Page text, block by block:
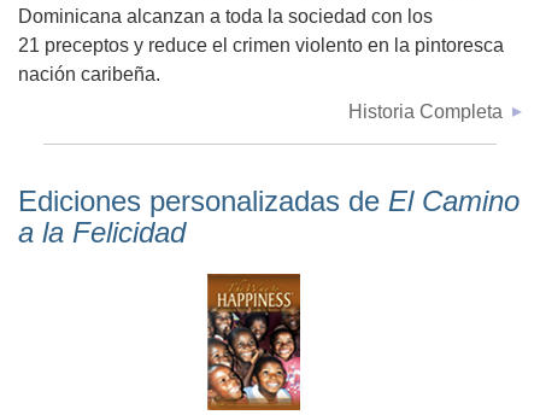
Dominicana alcanzan a toda la sociedad con los
21 preceptos y reduce el crimen violento en la pintoresca
nación caribeña.
Historia Completa
Ediciones personalizadas de El Camino
a la Felicidad